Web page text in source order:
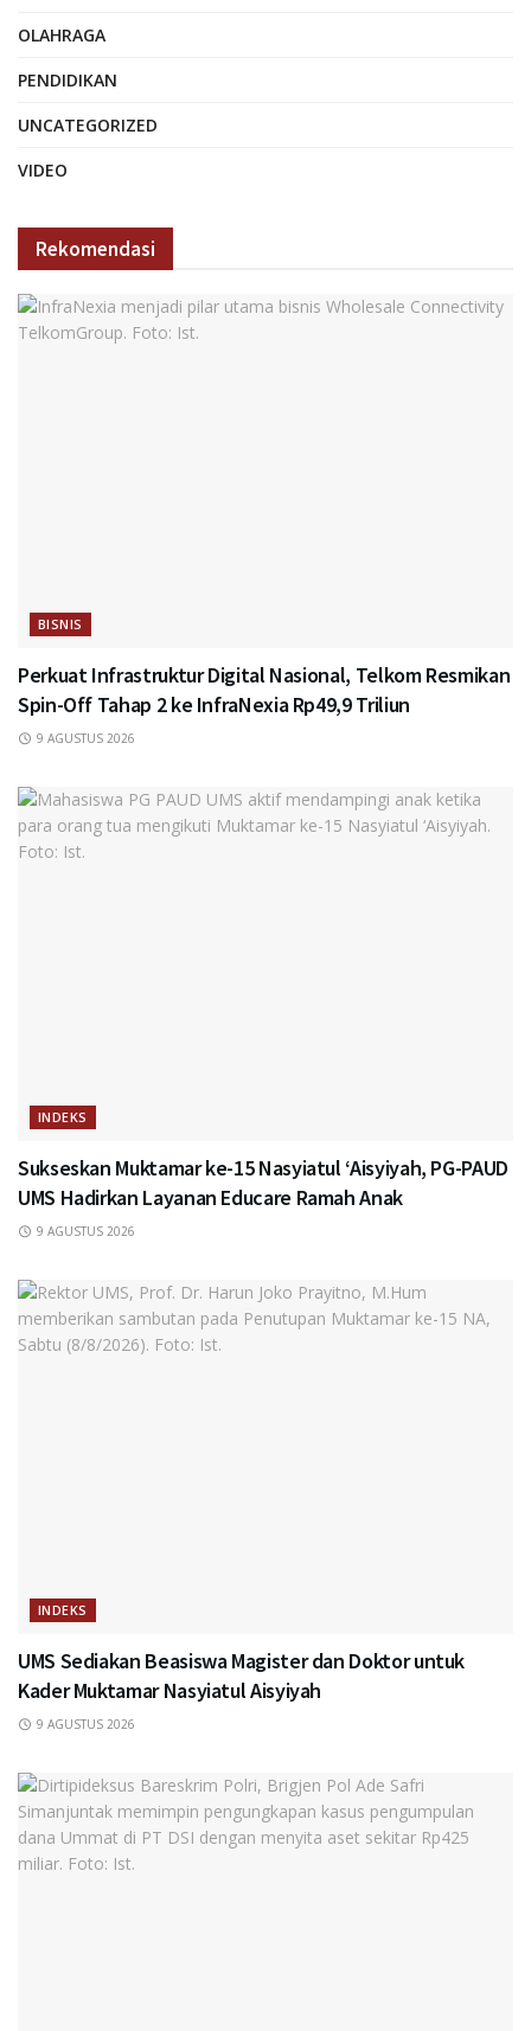
OLAHRAGA
PENDIDIKAN
UNCATEGORIZED
VIDEO
Rekomendasi
BISNIS
Perkuat Infrastruktur Digital Nasional, Telkom Resmikan
Spin-Off Tahap 2 ke InfraNexia Rp49,9 Triliun
9 AGUSTUS 2026
INDEKS
Sukseskan Muktamar ke-15 Nasyiatul ‘Aisyiyah, PG-PAUD
UMS Hadirkan Layanan Educare Ramah Anak
9 AGUSTUS 2026
INDEKS
UMS Sediakan Beasiswa Magister dan Doktor untuk
Kader Muktamar Nasyiatul Aisyiyah
9 AGUSTUS 2026